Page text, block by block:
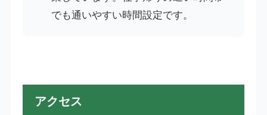
でも通いやすい時間設定です。
アクセス